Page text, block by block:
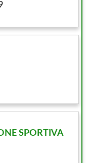
SPORTIVA